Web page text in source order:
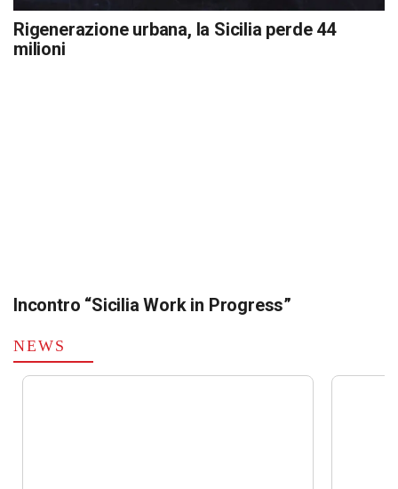
Rigenerazione urbana, la Sicilia perde 44
milioni
Incontro “Sicilia Work in Progress”
NEWS